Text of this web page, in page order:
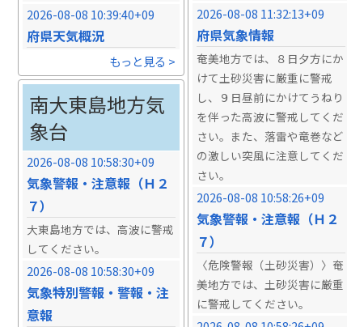
2026-08-08 10:39:40+09
府県天気概況
もっと見る >
2026-08-08 11:32:13+09
府県気象情報
奄美地方では、８日夕方にか
けて土砂災害に厳重に警戒
し、９日昼前にかけてうねり
を伴った高波に警戒してくだ
さい。また、落雷や竜巻など
の激しい突風に注意してくだ
さい。
2026-08-08 10:58:26+09
気象警報・注意報（Ｈ２
７）
〈危険警報（土砂災害）〉奄
美地方では、土砂災害に厳重
に警戒してください。
南大東島地方気
象台
2026-08-08 10:58:30+09
気象警報・注意報（Ｈ２
７）
大東島地方では、高波に警戒
してください。
2026-08-08 10:58:30+09
気象特別警報・警報・注
意報